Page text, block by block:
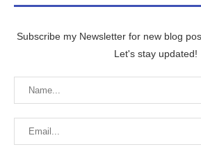
Subscribe my Newsletter for new blog
Let's stay updated!